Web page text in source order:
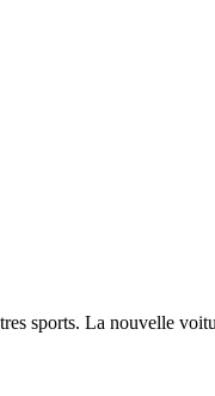
sports. La nouvelle